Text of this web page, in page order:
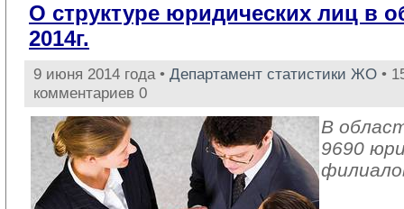
О структуре юридических лиц в
2014г.
9 июня 2014 года • Департамент статистики ЖО •
комментариев 0
В
9690